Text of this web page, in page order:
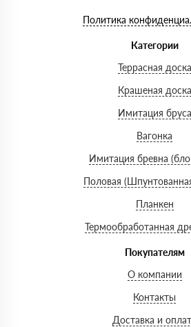
Политика
Категории
Террасная доска
Крашеная доска
Имитация бруса
Вагонка
Имитация бревна
Половая
Планкен
Термообработанная
Покупателям
О компании
Контакты
Доставка и